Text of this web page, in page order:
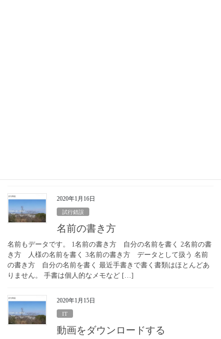
2020年1月16日
試行錯誤
名前の書き方
名前もデータです。 1名前の書き方 自分の名前を書く 2名前の書
き方 人様の名前を書く 3名前の書き方 データとして扱う 名前
の書き方 自分の名前を書く 最近手書きで書く書類はほとんどあ
りません。 手書は個人的なメモなど […]
2020年1月15日
IT
動画をダウンロードする